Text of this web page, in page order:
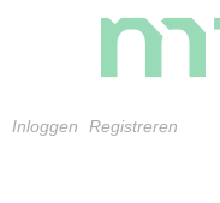
Inloggen Registreren